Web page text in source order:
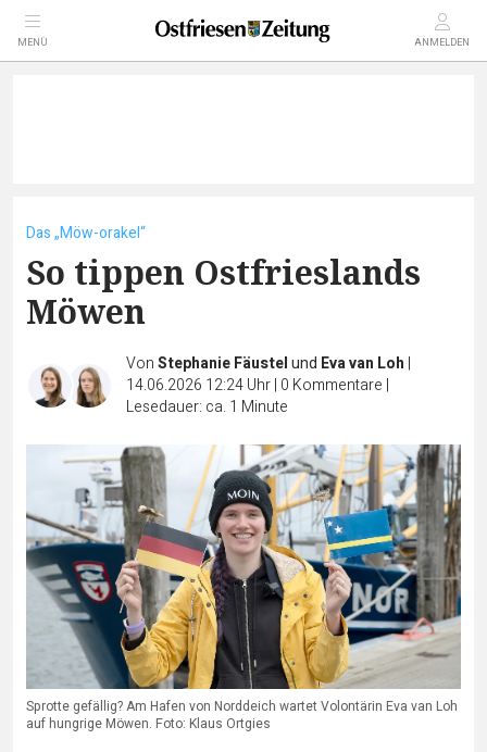
MENÜ ANMELDEN
Das „Möw-orakel“
So tippen Ostfrieslands
Möwen
VonStephanie Fäustelund Eva van Loh |
14.06.2026 12:24 Uhr| 0 Kommentare |
Lesedauer: ca. 1 Minute
Sprotte gefällig? Am Hafen von Norddeich wartet Volontärin Eva van Loh
auf hungrige Möwen. Foto: Klaus Ortgies